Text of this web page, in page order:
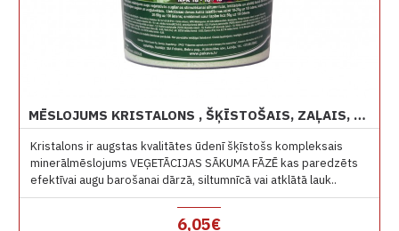
MĒSLOJUMS KRISTALONS , ŠĶĪSTOŠAIS, ZAĻAIS, 1 KG VEĢETĀCIJAS SĀKUMĀ
Kristalons ir augstas kvalitātes ūdenī šķīstošs kompleksais
minerālmēslojums VEĢETĀCIJAS SĀKUMA FĀZĒ kas paredzēts
efektīvai augu barošanai dārzā, siltumnīcā vai atklātā lauk..
6,05€